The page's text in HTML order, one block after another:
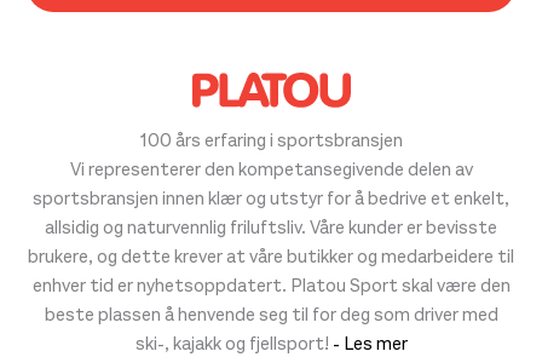
100 års erfaring i sportsbransjen
Vi representerer den kompetansegivende delen av
sportsbransjen innen klær og utstyr for å bedrive et enkelt,
allsidig og naturvennlig friluftsliv. Våre kunder er bevisste
brukere, og dette krever at våre butikker og medarbeidere til
enhver tid er nyhetsoppdatert. Platou Sport skal være den
beste plassen å henvende seg til for deg som driver med
ski-, kajakk og fjellsport! - Les mer